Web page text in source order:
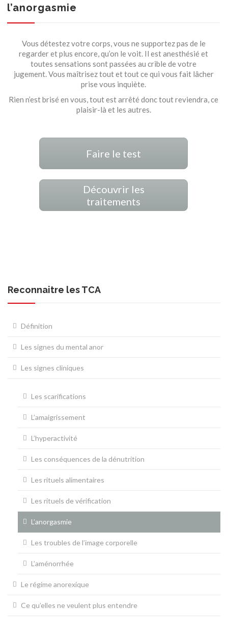
l’anorgasmie
Vous détestez votre corps, vous ne supportez pas de le
regarder et plus encore, qu’on le voit. Il est anesthésié et
toutes sensations sont passées au crible de votre
jugement. Vous maîtrisez tout et tout ce qui vous fait lâcher
prise vous inquiète.
Rien n’est brisé en vous, tout est arrêté donc tout reviendra, ce
plaisir-là et les autres.
Faire le test
Découvrir les
traitements
Reconnaitre les TCA
Définition
Les signes du mental anor
Les signes cliniques
Les scarifications
L’amaigrissement
L’hyperactivité
Les conséquences de la dénutrition
Les rituels alimentaires
Les rituels de vérification
L’anorgasmie
Les troubles de l’image corporelle
L’aménorrhée
Le régime anorexique
Ce qu’elles ne veulent plus entendre